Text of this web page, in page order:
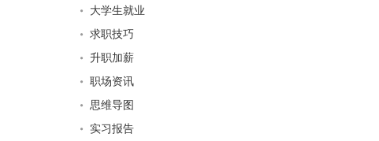
大学生就业
求职技巧
升职加薪
职场资讯
思维导图
实习报告